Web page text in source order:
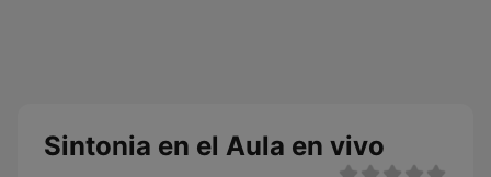
Sintonia en el Aula en vivo